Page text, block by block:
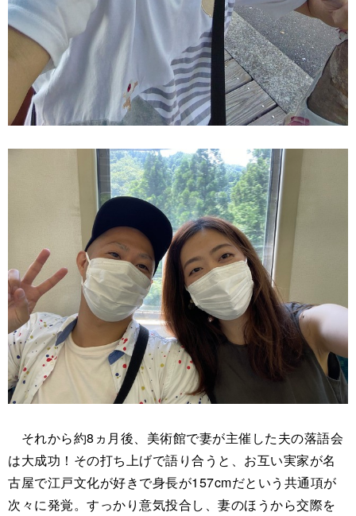
それから約8ヵ月後、美術館で妻が主催した夫の落語会
は大成功！その打ち上げで語り合うと、お互い実家が名
古屋で江戸文化が好きで身長が157cmだという共通項が
次々に発覚。すっかり意気投合し、妻のほうから交際を